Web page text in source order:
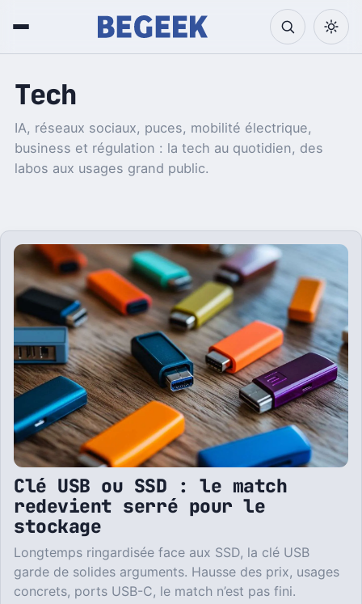
Tech
IA, réseaux sociaux, puces, mobilité électrique,
business et régulation : la tech au quotidien, des
labos aux usages grand public.
Clé USB ou SSD : le match
redevient serré pour le
stockage
Longtemps ringardisée face aux SSD, la clé USB
garde de solides arguments. Hausse des prix, usages
concrets, ports USB-C, le match n’est pas fini.